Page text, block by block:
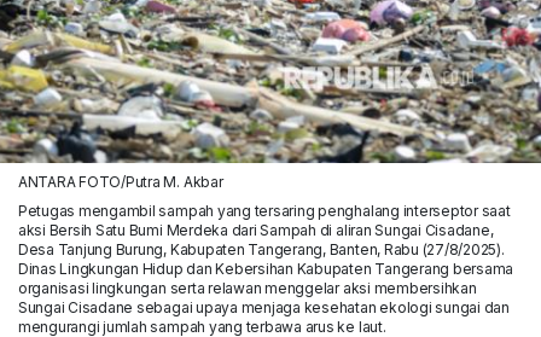
ANTARA FOTO/Putra M. Akbar
Petugas mengambil sampah yang tersaring penghalang interseptor saat
aksi Bersih Satu Bumi Merdeka dari Sampah di aliran Sungai Cisadane,
Desa Tanjung Burung, Kabupaten Tangerang, Banten, Rabu (27/8/2025).
Dinas Lingkungan Hidup dan Kebersihan Kabupaten Tangerang bersama
organisasi lingkungan serta relawan menggelar aksi membersihkan
Sungai Cisadane sebagai upaya menjaga kesehatan ekologi sungai dan
mengurangi jumlah sampah yang terbawa arus ke laut.